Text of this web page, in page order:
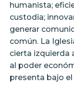
humanista;
custodia;
generar
común. La
cierta izquierda
al poder
presenta bajo